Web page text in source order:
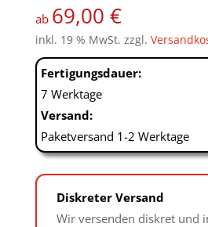
auf
Kundenbew
ertungen
ab 69,00 €
inkl. 19 % MwSt. zzgl.
Fertigungsdauer:
7 Werktage
Versand:
Paketversand 1-2 Werktage
Diskreter Versand
Wir versenden diskret und